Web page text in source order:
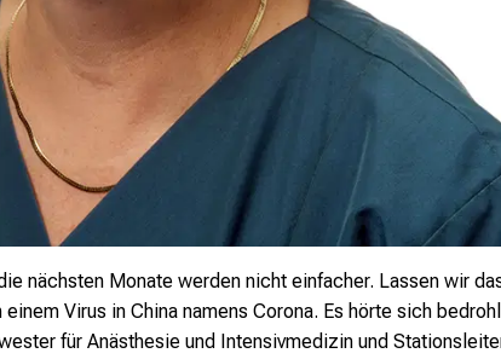
nächsten Monate werden nicht einfacher. Lassen wir
Virus in China namens Corona. Es hörte sich
für Anästhesie und Intensivmedizin und